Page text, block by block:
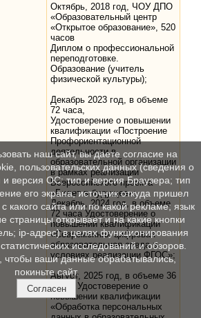
Октябрь, 2018 год, ЧОУ ДПО
«Образовательный центр
«Открытое образование», 520
часов
Диплом о профессиональной
переподготовке.
Образование (учитель
физической культуры);
Декабрь 2023 год, в объеме
72 часа,
Удостоверение о повышении
квалификации «Построение
Профориентационной
деятельности в
образовательной организации
в рамках реализации
Всероссийского проекта
«Билет в будущее»;
Декабрь, 2024 год, в объеме
72 часа Удостоверение о
повышении квалификации
«Современная цифровая
образовательная среда в
условиях реализации ФГОС»;
Август, 2025 год, в объеме 36
часов Удостоверение о
повышении квалификации
«Обработка персональных
наш сайт, вы даете согласие на
пользовательских данных (сведения о
версия ОС; тип и версия Браузера; тип
его экрана; источник откуда пришел
какого сайта или по какой рекламе; язык
страницы открывает и на какие кнопки
ip-адрес) в целях функционирования
исследований и обзоров.
чтобы ваши данные обрабатывались,
покиньте сайт.
Согласен